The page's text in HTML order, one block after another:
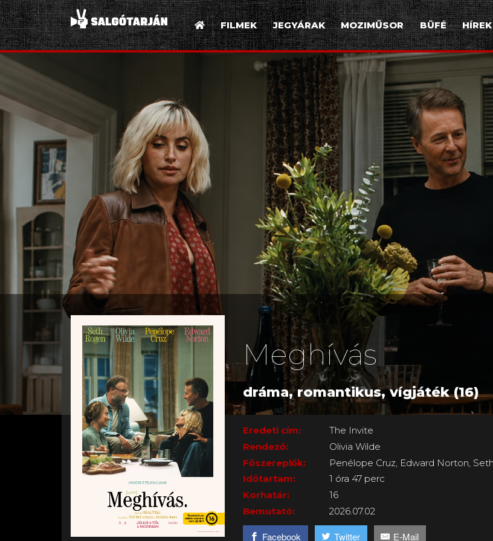
FILMEK JEGYÁRAK MOZIMŰSOR BÜFÉ HÍREK
Meghívás
dráma, romantikus, vígjáték (16)
Eredeti cím:
The Invite
Rendező:
Olivia Wilde
Főszereplők:
Penélope Cruz, Edward Norton,
Időtartam:
1 óra 47 perc
Korhatár:
16
Bemutató:
2026.07.02
Facebook Twitter E-Mail